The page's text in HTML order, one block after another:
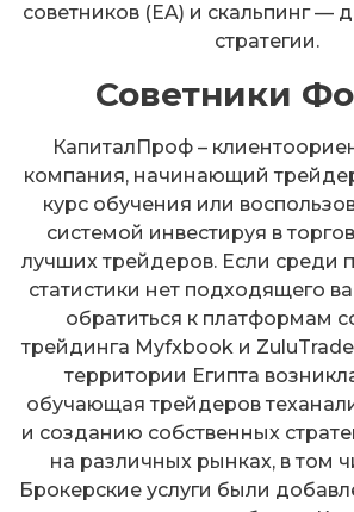
советников (EA) и скальпинг —
стратегии.
Советники
КапиталПроф –
компания, начинающий
курс обучения или
системой инвестируя в
лучших трейдеров. Если среди
статистики нет подходящего
обратиться к платформам
трейдинга Myfxbook и
территории Египта
обучающая трейдеров
и созданию собственных
на различных рынках, в том
Брокерские услуги были